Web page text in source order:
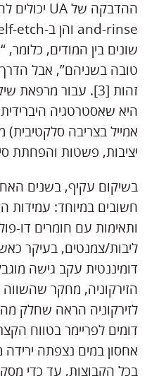
שונים בין המודים, כלומר,
טובה בשניהם”, אבל הדרך
זהות [3]. עבור
אמייל בצריבה סלקטיבית)
יציבות, פשטות והפחתת
בשיקום עקיף, בשנים
חשובים במיוחד: עמידות
ליבות/צמנטים, בעיקר
דומיננטית עקב גישה
אחסון במים נצפתה
בכל הקבוצות, עד כדי